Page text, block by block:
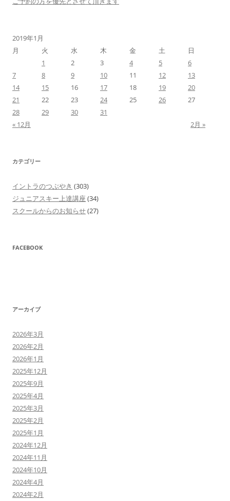
2019年1月
月
火 水 木 金 土
日
1
2 3 4 5
6
7
8 9 10 11 12
13
14
15 16 17 18 19
20
21
22 23 24 25 26
27
28
29 30
31
« 12月
2月 »
カテゴリー
イントラのつぶやき (303)
ジュニアスキー上達講座 (34)
スクールからのお知らせ(27)
FACEBOOK
アーカイブ
2026年3月
2026年2月
2026年1月
2025年12月
2025年9月
2025年4月
2025年3月
2025年2月
2025年1月
2024年12月
2024年11月
2024年10月
2024年4月
2024年2月